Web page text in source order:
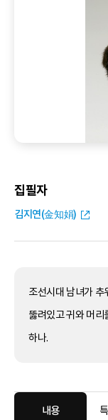
집필자
김지연(金知娟)
조선시대 남녀가 추
뚫려있고 귀와 머리
하나.
내용